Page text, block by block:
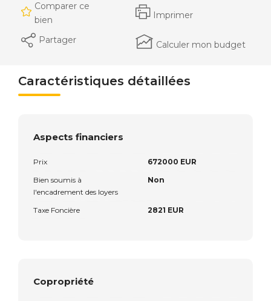
Comparer ce
bien
Imprimer
Partager Calculer mon budget
Caractéristiques détaillées
Aspects financiers
Prix
672000 EUR
Bien soumis à
l'encadrement des loyers
Non
Taxe Foncière 2821 EUR
Copropriété